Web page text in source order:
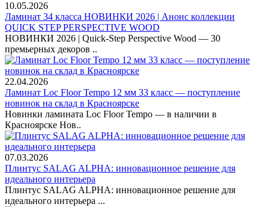
10.05.2026
Ламинат 34 класса НОВИНКИ 2026 | Анонс коллекции
QUICK STEP PERSPECTIVE WOOD
НОВИНКИ 2026 | Quick-Step Perspective Wood — 30
премьерных декоров ..
22.04.2026
Ламинат Loc Floor Tempo 12 мм 33 класс — поступление
новинок на склад в Красноярске
Новинки ламината Loc Floor Tempo — в наличии в
Красноярске Нов..
07.03.2026
Плинтус SALAG ALPHA: инновационное решение для
идеального интерьера
Плинтус SALAG ALPHA: инновационное решение для
идеального интерьера ...